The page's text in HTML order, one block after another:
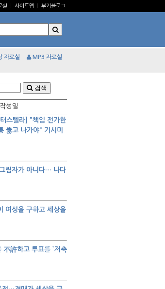
실 사이트맵 부키블로그
자료실 MP3 자료실
검색
성일
스텔라] "책임 전가한
뚫고 나가야" 기시미
림자가 아니다… 나다
여성을 구하고 세상을
不許하고 투표를 `저축